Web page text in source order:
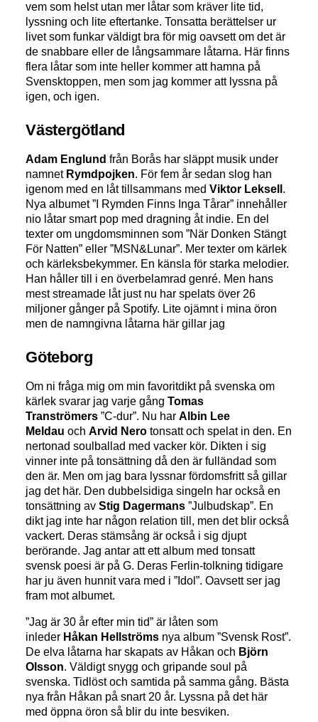
vem som helst utan mer låtar som kräver lite tid,
lyssning och lite eftertanke. Tonsatta berättelser ur
livet som funkar väldigt bra för mig oavsett om det är
de snabbare eller de långsammare låtarna. Här finns
flera låtar som inte heller kommer att hamna på
Svensktoppen, men som jag kommer att lyssna på
igen, och igen.
Västergötland
Adam Englund från Borås har släppt musik under
namnet Rymdpojken. För fem år sedan slog han
igenom med en låt tillsammans medViktor Leksell .
Nya albumet ”I Rymden Finns Inga Tårar” innehåller
nio låtar smart pop med dragning åt indie. En del
texter om ungdomsminnen som ”När Donken Stängt
För Natten” eller ”MSN&Lunar”. Mer texter om kärlek
och kärleksbekymmer. En känsla för starka melodier.
Han håller till i en överbelamrad genré. Men hans
mest streamade låt just nu har spelats över 26
miljoner gånger på Spotify. Lite ojämnt i mina öron
men de namngivna låtarna här gillar jag
Göteborg
Om ni fråga mig om min favoritdikt på svenska om
kärlek svarar jag varje gångTomas
Tranströmers ”C-dur”. Nu harAlbin Lee
Meldau ochArvid Nero tonsatt och spelat in den. En
nertonad soulballad med vacker kör. Dikten i sig
vinner inte på tonsättning då den är fulländad som
den är. Men om jag bara lyssnar fördomsfritt så gillar
jag det här. Den dubbelsidiga singeln har också en
tonsättning avStig Dagermans ”Julbudskap”. En
dikt jag inte har någon relation till, men det blir också
vackert. Deras stämsång är också i sig djupt
berörande. Jag antar att ett album med tonsatt
svensk poesi är på G. Deras Ferlin-tolkning tidigare
har ju även hunnit vara med i ”Idol”. Oavsett ser jag
fram mot albumet.
”Jag är 30 år efter min tid” är låten som
inleder Håkan Hellströms nya album ”Svensk Rost”.
De elva låtarna har skapats av Håkan och Björn
Olsson. Väldigt snygg och gripande soul på
svenska. Tidlöst och samtida på samma gång. Bästa
nya från Håkan på snart 20 år. Lyssna på det här
med öppna öron så blir du inte besviken.